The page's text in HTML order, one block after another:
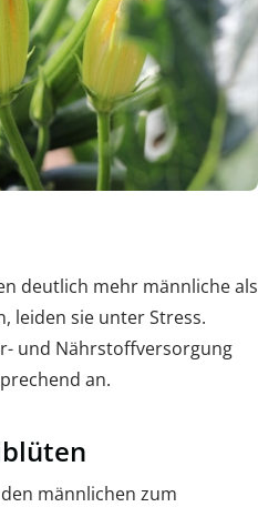
deutlich mehr männliche als
leiden sie unter Stress.
und Nährstoffversorgung
an.
männlichen zum